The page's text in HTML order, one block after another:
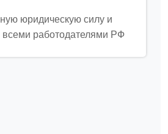
юридическую силу и
работодателями РФ